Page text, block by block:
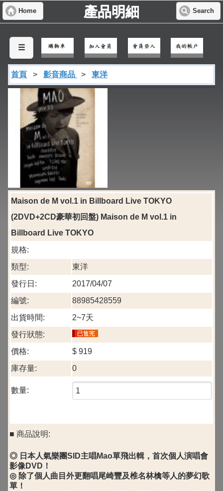
Home 產品明細 Search
☰
首頁 > 影音商品 > 東洋
Maison de M vol.1 in Billboard Live TOKYO
(2DVD+2CD豪華初回盤) Maison de M vol.1 in
Billboard Live TOKYO
規格:
類型:
東洋
發行日:
2017/04/07
編號:
88985428559
出貨時間:
2~7天
發行狀態:
價格:
$ 919
庫存量:
0
數量:
■ 商品說明:
◎ 日本人氣樂團SID主唱Mao單飛出輯，首次個人演唱會
影像DVD！
◎ 除了個人曲目外更翻唱尾崎豐及椎名林檎等人的夢幻歌
單！